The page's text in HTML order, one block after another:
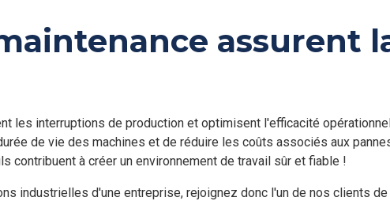
représente une occasion rare d'évoluer vers un rôle de référence
des opérations d'un site manufacturier majeur.assurent
les interruptions de production et optimisent l'efficacité
de vie des machines et de réduire les coûts associés aux
contribuent à créer un environnement de travail sûr et fiable !
industrielles d'une entreprise, rejoignez donc l'un de nos clients de